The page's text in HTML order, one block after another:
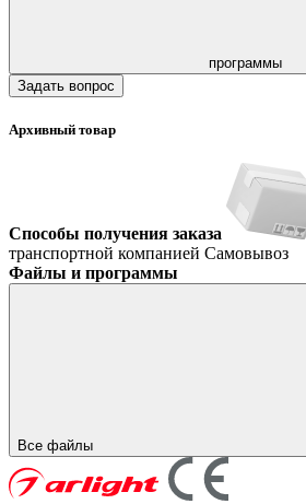
программы
Задать вопрос
Архивный товар
Способы получения заказа
транспортной компанией Самовывоз
Файлы и программы
Все файлы